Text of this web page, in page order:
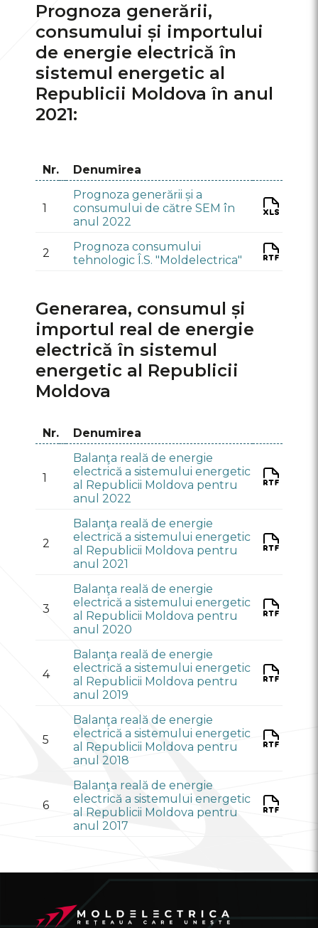
Licitația achiziții servicii de
echilibrare
Prognoza generării,
consumului și importului
de energie electrică în
sistemul energetic al
Republicii Moldova în anul
2021:
Nr. Denumirea
1
Prognoza generării și a
consumului de сătre SEM în
anul 2022
2
Prognoza consumului
tehnologic Î.S. "Moldelectrica"
Generarea, consumul și
importul real de energie
electrică în sistemul
energetic al Republicii
Moldova
Nr. Denumirea
1
Balanţа reală de energie
electrică a sistemului energetic
al Republicii Moldova pentru
anul 2022
2
Balanţа reală de energie
electrică a sistemului energetic
al Republicii Moldova pentru
anul 2021
3
Balanţа reală de energie
electrică a sistemului energetic
al Republicii Moldova pentru
anul 2020
4
Balanţа reală de energie
electrică a sistemului energetic
al Republicii Moldova pentru
anul 2019
5
Balanţа reală de energie
electrică a sistemului energetic
al Republicii Moldova pentru
anul 2018
6
Balanţа reală de energie
electrică a sistemului energetic
al Republicii Moldova pentru
anul 2017